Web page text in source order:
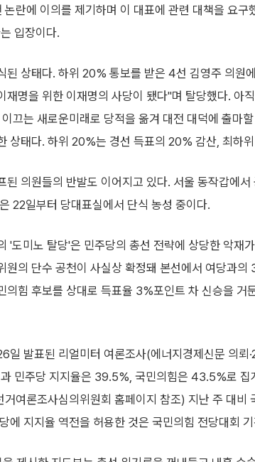
란에 이의를 제기하며 이 대표에 관련 대책을 요구
입장이다.
된 상태다. 하위 20% 통보를 받은 4선 김영주 의원
재명을 위한 이재명의 사당이 됐다"며 탈당했다. 아
끄는 새로운미래로 당적을 옮겨 대전 대덕에 출마
상태다. 하위 20%는 경선 득표의 20% 감산, 최하
된 의원들의 반발도 이어지고 있다. 서울 동작갑에
22일부터 당대표실에서 단식 농성 중이다.
'도미노 탈당'은 민주당의 총선 전략에 상당한 악재
원의 단수 공천이 사실상 확정돼 본선에서 여당과의
의힘 후보를 상대로 득표율 3%포인트 차 신승을 거
일 발표된 리얼미터 여론조사(에너지경제신문 의
과 민주당 지지율은 39.5%, 국민의힘은 43.5%로
여론조사심의위원회 홈페이지 참조) 지난 주 대
에 지지율 역전을 허용한 것은 국민의힘 전당대회